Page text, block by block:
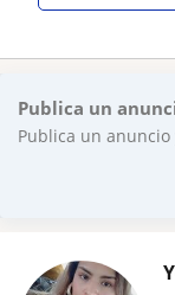
Publica un
Publica un